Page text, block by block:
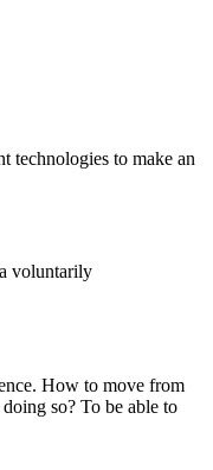
technologies to make an
voluntarily
How to move from
so? To be able to